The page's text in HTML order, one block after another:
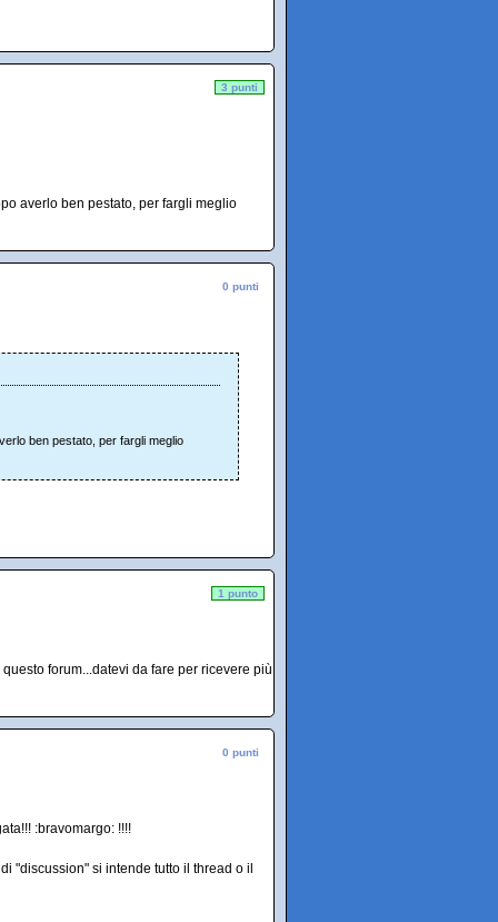
3 punti
averlo ben pestato, per fargli meglio
0 punti
ben pestato, per fargli meglio
1 punto
forum...datevi da fare per ricevere più
0 punti
:bravomargo: !!!!
"discussion" si intende tutto il thread o il